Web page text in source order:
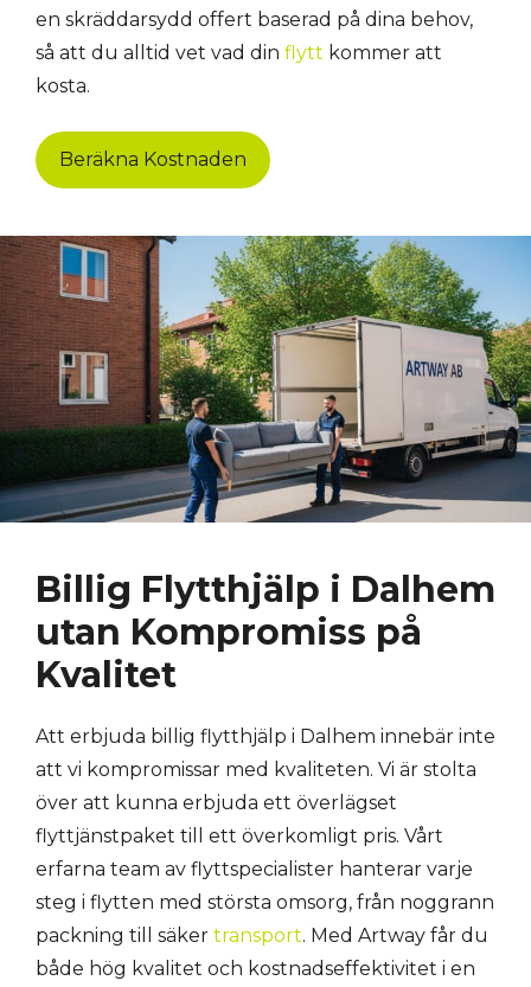
en skräddarsydd offert baserad på dina behov,
så att du alltid vet vad din flytt kommer att
kosta.
Beräkna Kostnaden
Billig Flytthjälp i Dalhem
utan Kompromiss på
Kvalitet
Att erbjuda billig flytthjälp i Dalhem innebär inte
att vi kompromissar med kvaliteten. Vi är stolta
över att kunna erbjuda ett överlägset
flyttjänstpaket till ett överkomligt pris. Vårt
erfarna team av flyttspecialister hanterar varje
steg i flytten med största omsorg, från noggrann
packning till säker transport. Med Artway får du
både hög kvalitet och kostnadseffektivitet i en